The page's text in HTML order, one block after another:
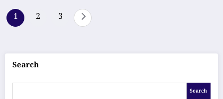
Posts
pagination
1 2 3
Search
Search